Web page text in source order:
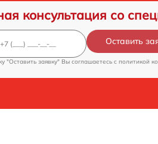
консультация со
Оставить
"Оставить заявку" Вы соглашаетесь c политикой